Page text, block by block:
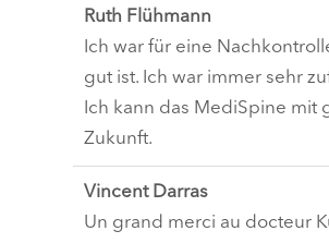
Ruth Flühmann
Ich war für eine
gut ist. Ich war immer sehr
Ich kann das MediSpine mit
Zukunft.
Vincent Darras
Un grand merci au docteur